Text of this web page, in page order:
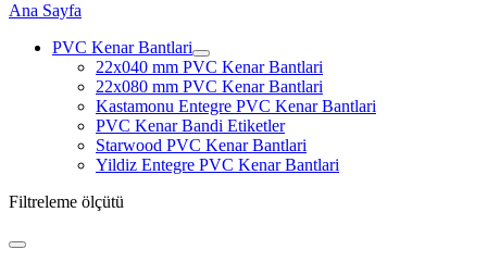
Ana Sayfa
PVC Kenar Bantlari
22x040 mm PVC Kenar Bantlari
22x080 mm PVC Kenar Bantlari
Kastamonu Entegre PVC Kenar Bantlari
PVC Kenar Bandi Etiketler
Starwood PVC Kenar Bantlari
Yildiz Entegre PVC Kenar Bantlari
Filtreleme ölçütü